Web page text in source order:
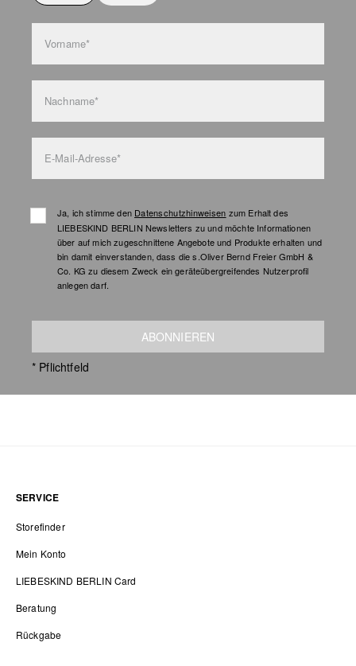
Vorname*
Nachname*
E-Mail-Adresse*
Ja, ich stimme den Datenschutzhinweisen zum Erhalt des
LIEBESKIND BERLIN Newsletters zu und möchte Informationen
über auf mich zugeschnittene Angebote und Produkte erhalten und
bin damit einverstanden, dass die s.Oliver Bernd Freier GmbH &
Co. KG zu diesem Zweck ein geräteübergreifendes Nutzerprofil
anlegen darf.
ABONNIEREN
* Pflichtfeld
SERVICE
Storefinder
Mein Konto
LIEBESKIND BERLIN Card
Beratung
Rückgabe